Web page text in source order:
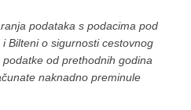
podataka s podacima pod
Bilteni o sigurnosti cestovnog
od prethodnih godina
naknadno preminule